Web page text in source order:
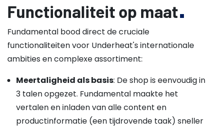
Functionaliteit op maat
Fundamental bood direct de cruciale
functionaliteiten voor Underheat's internationale
ambities en complexe assortiment:
Meertaligheid als basis: De shop is eenvoudig in
3 talen opgezet. Fundamental maakte het
vertalen en inladen van alle content en
productinformatie (een tijdrovende taak) sneller